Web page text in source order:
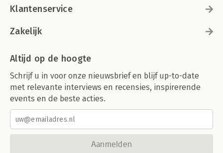
Klantenservice
Zakelijk
Altijd op de hoogte
Schrijf u in voor onze nieuwsbrief en blijf up-to-date
met relevante interviews en recensies, inspirerende
events en de beste acties.
Aanmelden